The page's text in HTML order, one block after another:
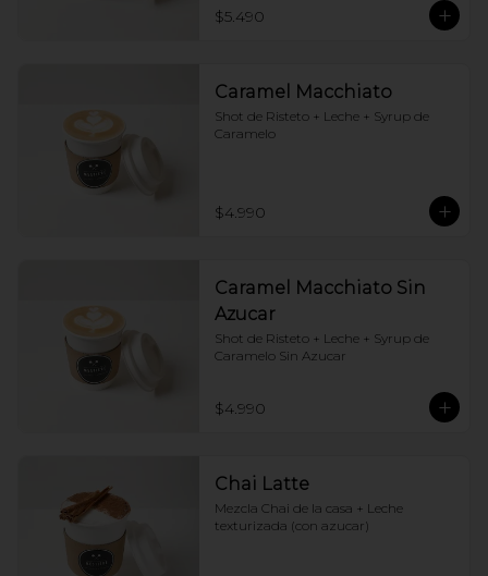
$5.490
Caramel Macchiato
Shot de Risteto + Leche + Syrup de
Caramelo
$4.990
Caramel Macchiato Sin
Azucar
Shot de Risteto + Leche + Syrup de
Caramelo Sin Azucar
$4.990
Chai Latte
Mezcla Chai de la casa + Leche
texturizada (con azucar)